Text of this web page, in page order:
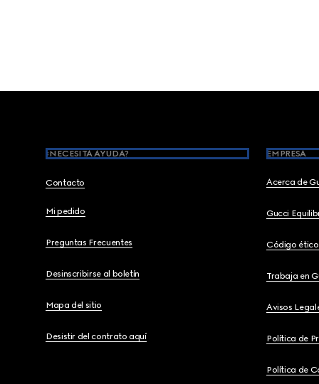
Footer
¿NECESITA AYUDA?
Contacto
Mi pedido
Preguntas Frecuentes
Desinscribirse al boletín
Mapa del sitio
Desistir del contrato aquí
EMPRESA
Acerca de
Gucci
Código ético
Trabaja en
Avisos
Política de
Política de